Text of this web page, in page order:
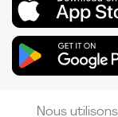
Nous